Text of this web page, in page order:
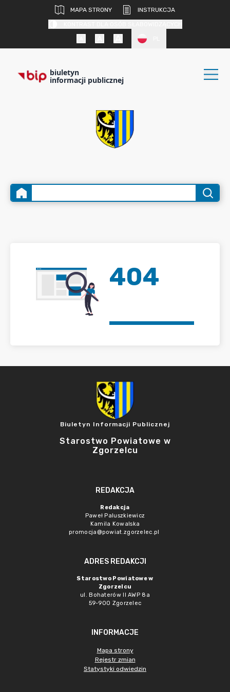
MAPA STRONY
INSTRUKCJA
biuletyn
informacji publicznej
404
Biuletyn Informacji Publicznej
Starostwo Powiatowe w
Zgorzelcu
REDAKCJA
Redakcja
Paweł Paluszkiewicz
Kamila Kowalska
promocja@powiat.zgorzelec.pl
ADRES REDAKCJI
Starostwo Powiatowe w
Zgorzelcu
ul. Bohaterów II AWP 8a
59-900 Zgorzelec
INFORMACJE
Mapa strony
Rejestr zmian
Statystyki odwiedzin